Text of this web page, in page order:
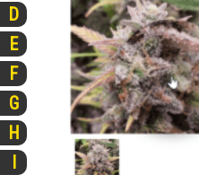
D
E
F
G
H
I